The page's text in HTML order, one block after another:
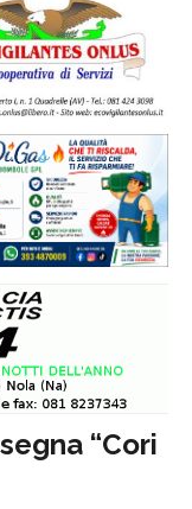
“Cori